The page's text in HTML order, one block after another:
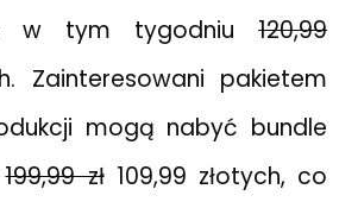
w tym tygodniu 120,99
Zainteresowani pakietem
mogą nabyć bundle
199,99 zł109,99 złotych, co